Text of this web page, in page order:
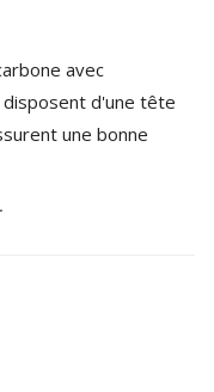
avec
d'une tête
une bonne